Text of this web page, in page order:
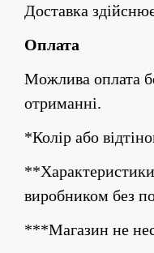
Доставка
Оплата
Можлива оплата
отриманні.
*Колір або
виробником без
***Магазин не